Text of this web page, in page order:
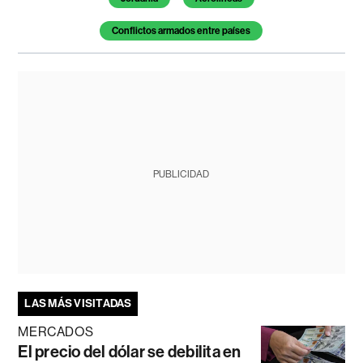
Conflictos armados entre países
PUBLICIDAD
LAS MÁS VISITADAS
MERCADOS
El precio del dólar se debilita en